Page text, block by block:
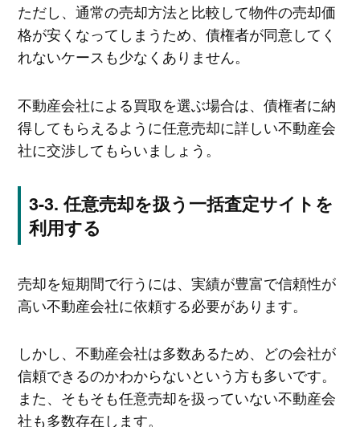
ただし、通常の売却方法と比較して物件の売却価
格が安くなってしまうため、債権者が同意してく
れないケースも少なくありません。
不動産会社による買取を選ぶ場合は、債権者に納
得してもらえるように任意売却に詳しい不動産会
社に交渉してもらいましょう。
任意売却を扱う一括査定サイトを
利用する
売却を短期間で行うには、実績が豊富で信頼性が
高い不動産会社に依頼する必要があります。
しかし、不動産会社は多数あるため、どの会社が
信頼できるのかわからないという方も多いです。
また、そもそも任意売却を扱っていない不動産会
社も多数存在します。